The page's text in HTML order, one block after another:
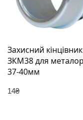
Захисний кінцівник
ЗКМ38 для металорукава
37-40мм
14₴